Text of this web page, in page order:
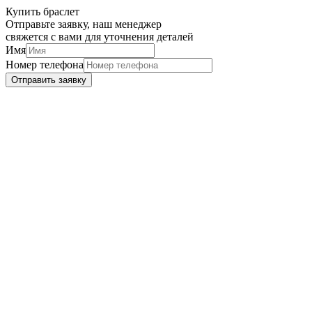
Купить браслет
Отправьте заявку, наш менеджер
свяжется с вами для уточнения деталей
Имя
Номер телефона
Отправить заявку